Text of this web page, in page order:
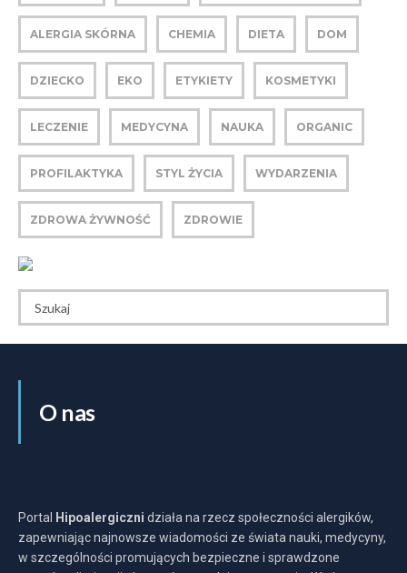
ALERGIA SKÓRNA CHEMIA DIETA DOM
DZIECKO EKO ETYKIETY KOSMETYKI
LECZENIE MEDYCYNA NAUKA ORGANIC
PROFILAKTYKA STYL ŻYCIA WYDARZENIA
ZDROWA ŻYWNOŚĆ ZDROWIE
O nas
Portal Hipoalergiczni działa na rzecz społeczności alergików,
zapewniając najnowsze wiadomości ze świata nauki, medycyny,
w szczególności promujących bezpieczne i sprawdzone